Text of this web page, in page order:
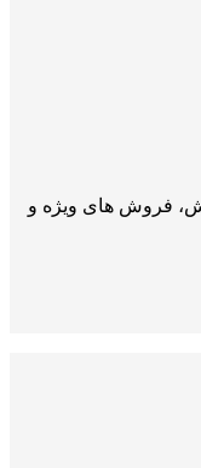
فروش های ویژه و